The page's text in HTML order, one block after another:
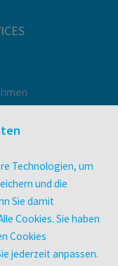
Technologien, um
und die
Sie damit
Cookies. Sie haben
Cookies
jederzeit anpassen.